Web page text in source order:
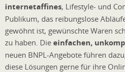
internetaffines, Lifestyle- und
Publikum, das reibungslose
gewöhnt ist, gewünschte Waren
zu haben. Die einfachen,
neuen BNPL-Angebote führen
diese Lösungen gerne für ihre